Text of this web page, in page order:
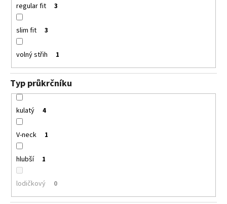
regular fit 3
slim fit 3
volný střih 1
Typ průkrčníku
kulatý 4
V-neck 1
hlubší 1
lodičkový 0